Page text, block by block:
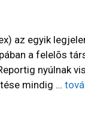
az egyik
a felelõs
nyúlnak
mindig …